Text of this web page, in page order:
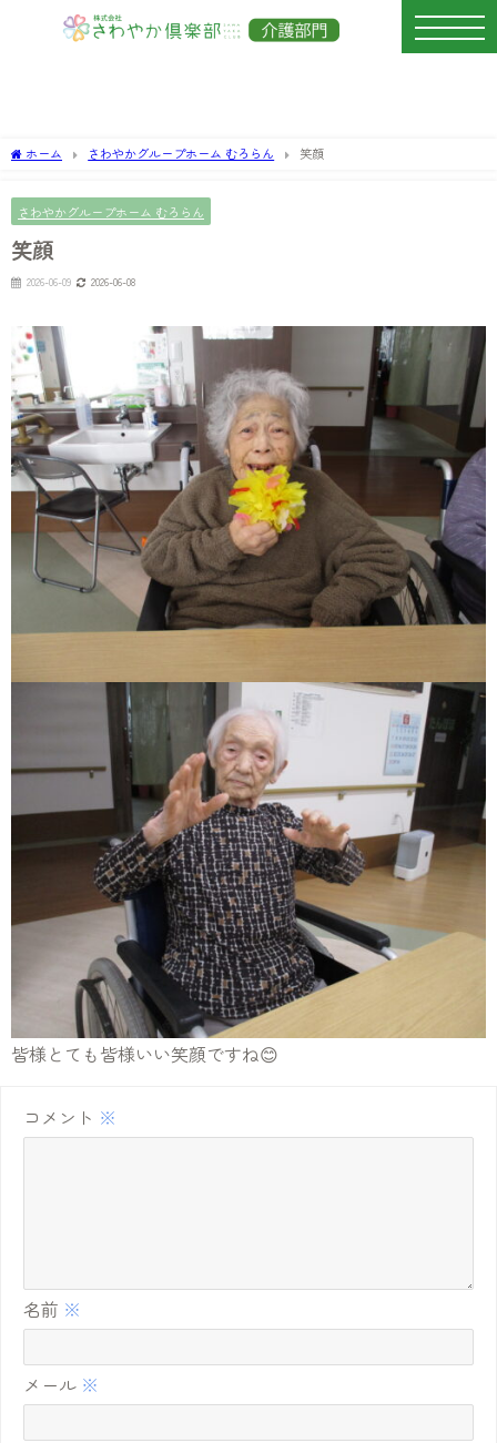
ホーム さわやかグループホーム むろらん 笑顔
さわやかグループホーム むろらん
笑顔
2026-06-09 2026-06-08
皆様とても皆様いい笑顔ですね😊
コメント ※
名前 ※
メール ※